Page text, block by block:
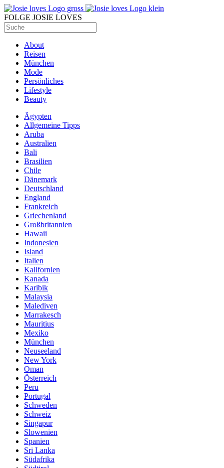
FOLGE JOSIE LOVES
About
Reisen
München
Mode
Persönliches
Lifestyle
Beauty
Ägypten
Allgemeine Tipps
Aruba
Australien
Bali
Brasilien
Chile
Dänemark
Deutschland
England
Frankreich
Griechenland
Großbritannien
Hawaii
Indonesien
Island
Italien
Kalifornien
Kanada
Karibik
Malaysia
Malediven
Marrakesch
Mauritius
Mexiko
München
Neuseeland
New York
Oman
Österreich
Peru
Portugal
Schweden
Schweiz
Singapur
Slowenien
Spanien
Sri Lanka
Südafrika